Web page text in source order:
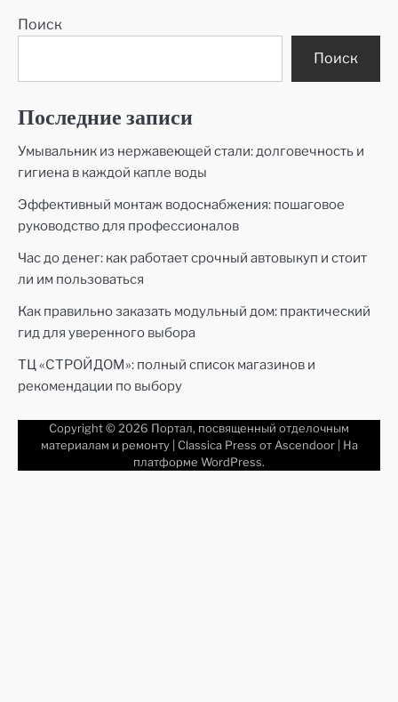
Поиск
Поиск
Последние записи
Умывальник из нержавеющей стали: долговечность и
гигиена в каждой капле воды
Эффективный монтаж водоснабжения: пошаговое
руководство для профессионалов
Час до денег: как работает срочный автовыкуп и стоит
ли им пользоваться
Как правильно заказать модульный дом: практический
гид для уверенного выбора
ТЦ «СТРОЙДОМ»: полный список магазинов и
рекомендации по выбору
Copyright © 2026 Портал, посвященный отделочным
материалам и ремонту| Classica Press от Ascendoor| На
платформе WordPress.